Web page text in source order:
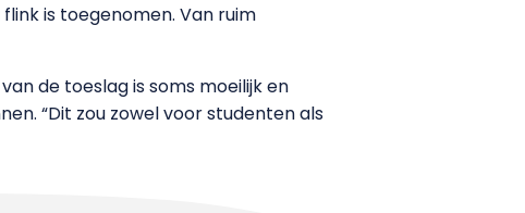
is toegenomen. Van ruim
de toeslag is soms moeilijk en
“Dit zou zowel voor studenten als